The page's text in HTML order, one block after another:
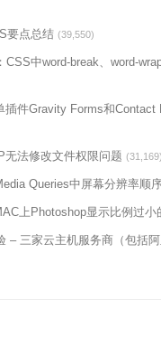
要点总结 (39,550)
CSS中word-break、word-
插件Gravity Forms和Contact
无法修改文件权限问题 (31,169)
Queries中屏幕分辨率顺
上Photoshop显示比例过小
– 三家云主机服务商（包括